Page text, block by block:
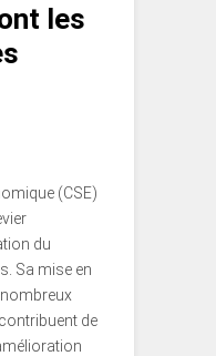
les
(CSE)
du
Sa mise en
de